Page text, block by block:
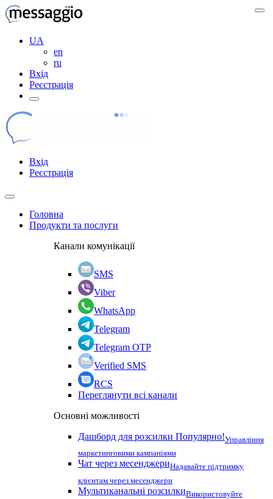
UA
en
ru
Вхід
Реєстрація
Вхід
Реєстрація
Головна
Продукти та послуги
Канали комунікації
SMS
Viber
WhatsApp
Telegram
Telegram OTP
Verified SMS
RCS
Переглянути всі канали
Основні можливості
Дашборд для розсилки Популярно!Управління
маркетинговими кампаніями
Чат через месенджериНадавайте підтримку
клієнтам через месенджери
Мультиканальні розсилкиВикористовуйте